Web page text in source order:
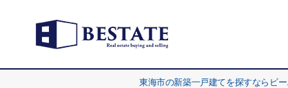
東海市の新築一戸建てを探すならビ